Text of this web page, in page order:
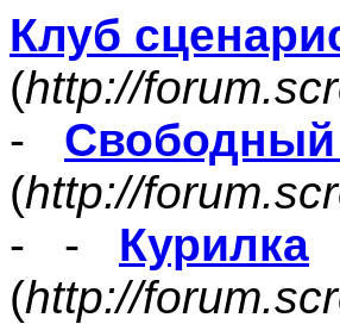
Клуб
(http://
-
(http://
- - Курилка
(http://